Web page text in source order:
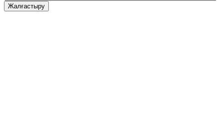
Жалғастыру